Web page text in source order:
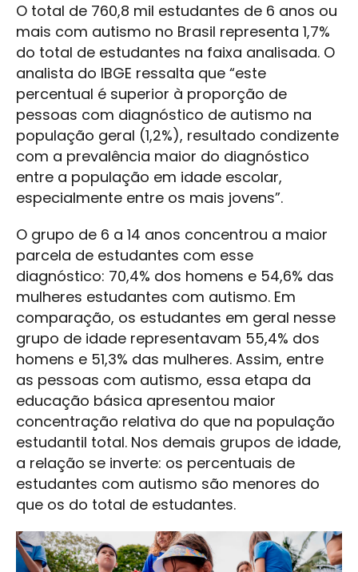
O total de 760,8 mil estudantes de 6 anos ou
mais com autismo no Brasil representa 1,7%
do total de estudantes na faixa analisada. O
analista do IBGE ressalta que “este
percentual é superior à proporção de
pessoas com diagnóstico de autismo na
população geral (1,2%), resultado condizente
com a prevalência maior do diagnóstico
entre a população em idade escolar,
especialmente entre os mais jovens”.
O grupo de 6 a 14 anos concentrou a maior
parcela de estudantes com esse
diagnóstico: 70,4% dos homens e 54,6% das
mulheres estudantes com autismo. Em
comparação, os estudantes em geral nesse
grupo de idade representavam 55,4% dos
homens e 51,3% das mulheres. Assim, entre
as pessoas com autismo, essa etapa da
educação básica apresentou maior
concentração relativa do que na população
estudantil total. Nos demais grupos de idade,
a relação se inverte: os percentuais de
estudantes com autismo são menores do
que os do total de estudantes.